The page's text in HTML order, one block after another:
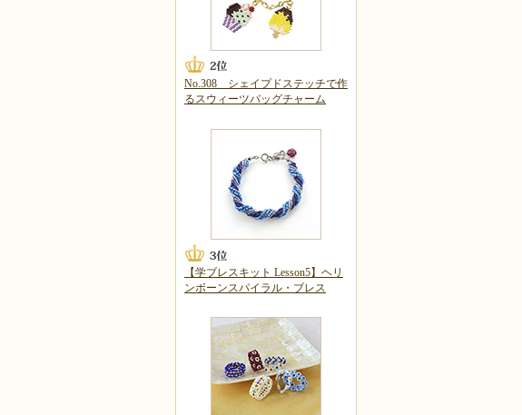
No.308 シェイプドステッチで作
るスウィーツバッグチャーム
【学ブレスキット Lesson5】ヘリ
ンボーンスパイラル・ブレス